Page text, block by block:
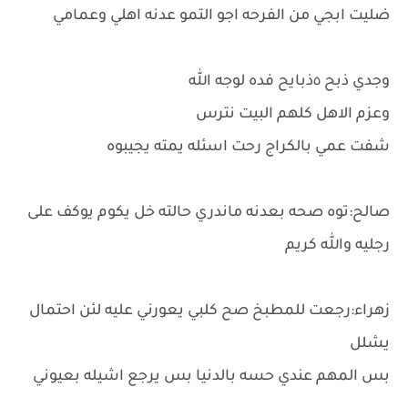
ضليت ابجي من الفرحه اجو التمو عدنه اهلي وعمامي
وجدي ذبح ٥ذبايح فده لوجه الله
وعزم الاهل كلهم البيت نترس
شفت عمي بالكراج رحت اسئله يمته يجيبوه
صالح:توه صحه بعدنه ماندري حالته خل يكوم يوكف على
رجليه والله كريم
زهراء:رجعت للمطبخ صح كلبي يعورني عليه لئن احتمال
يشلل
بس المهم عندي حسه بالدنيا بس يرجع اشيله بعيوني